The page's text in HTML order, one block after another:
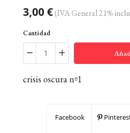
3,00 €(IVA General 21%
Cantidad
crisis oscura nº1
Facebook